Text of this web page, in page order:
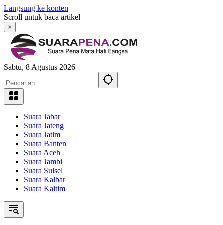
Langsung ke konten
Scroll untuk baca artikel
×
Sabtu, 8 Agustus 2026
Suara Jabar
Suara Jateng
Suara Jatim
Suara Banten
Suara Aceh
Suara Jambi
Suara Sulsel
Suara Kalbar
Suara Kaltim